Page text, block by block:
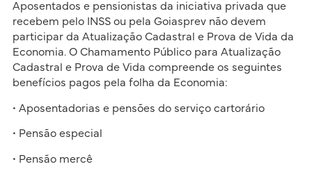
Aposentados e pensionistas da iniciativa privada que
recebem pelo INSS ou pela Goiasprev não devem
participar da Atualização Cadastral e Prova de Vida da
Economia. O Chamamento Público para Atualização
Cadastral e Prova de Vida compreende os seguintes
benefícios pagos pela folha da Economia:
• Aposentadorias e pensões do serviço cartorário
• Pensão especial
• Pensão mercê